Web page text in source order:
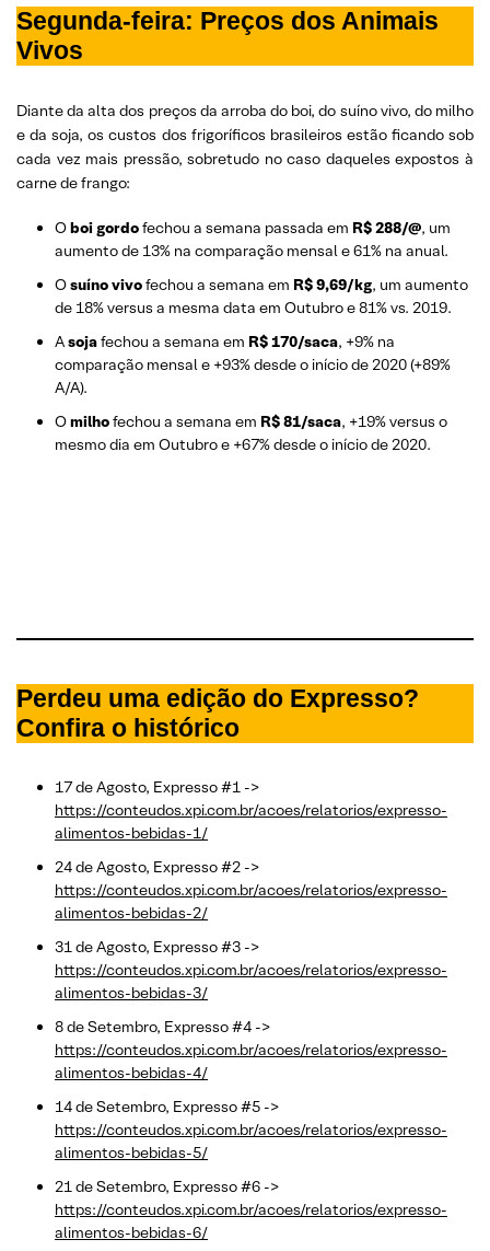
Segunda-feira: Preços dos Animais
Vivos
Diante da alta dos preços da arroba do boi, do suíno vivo, do milho
e da soja, os custos dos frigoríficos brasileiros estão ficando sob
cada vez mais pressão, sobretudo no caso daqueles expostos à
carne de frango:
Oboi gordofechou a semana passada em R$ 288/@, um
aumento de 13% na comparação mensal e 61% na anual.
Osuíno vivofechou a semana em R$ 9,69/kg, um aumento
de 18% versus a mesma data em Outubro e 81% vs. 2019.
Asojafechou a semana em R$ 170/saca, +9% na
comparação mensal e +93% desde o início de 2020 (+89%
A/A).
Omilhofechou a semana em R$ 81/saca, +19% versus o
mesmo dia em Outubro e +67% desde o início de 2020.
Perdeu uma edição do Expresso?
Confira o histórico
17 de Agosto, Expresso #1 ->
https://conteudos.xpi.com.br/acoes/relatorios/expresso-
alimentos-bebidas-1/
24 de Agosto, Expresso #2 ->
https://conteudos.xpi.com.br/acoes/relatorios/expresso-
alimentos-bebidas-2/
31 de Agosto, Expresso #3 ->
https://conteudos.xpi.com.br/acoes/relatorios/expresso-
alimentos-bebidas-3/
8 de Setembro, Expresso #4 ->
https://conteudos.xpi.com.br/acoes/relatorios/expresso-
alimentos-bebidas-4/
14 de Setembro, Expresso #5 ->
https://conteudos.xpi.com.br/acoes/relatorios/expresso-
alimentos-bebidas-5/
21 de Setembro, Expresso #6 ->
https://conteudos.xpi.com.br/acoes/relatorios/expresso-
alimentos-bebidas-6/